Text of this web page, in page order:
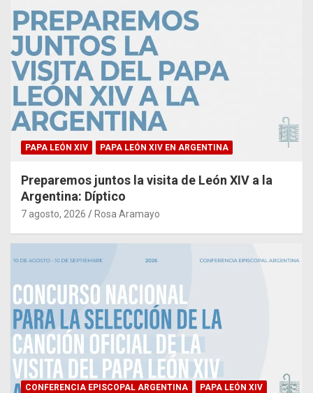
PAPA LEÓN XIV PAPA LEÓN XIV EN ARGENTINA
Preparemos juntos la visita de León XIV a la
Argentina: Díptico
7 agosto, 2026 Rosa Aramayo
CONFERENCIA EPISCOPAL ARGENTINA
PAPA LEÓN XIV